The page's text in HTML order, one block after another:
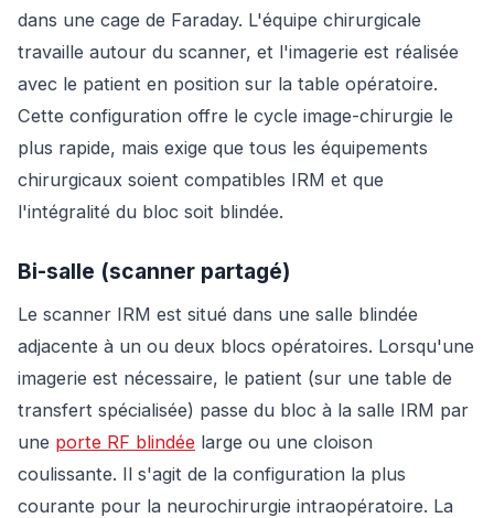
dans une cage de Faraday. L'équipe chirurgicale
travaille autour du scanner, et l'imagerie est réalisée
avec le patient en position sur la table opératoire.
Cette configuration offre le cycle image-chirurgie le
plus rapide, mais exige que tous les équipements
chirurgicaux soient compatibles IRM et que
l'intégralité du bloc soit blindée.
Bi-salle (scanner partagé)
Le scanner IRM est situé dans une salle blindée
adjacente à un ou deux blocs opératoires. Lorsqu'une
imagerie est nécessaire, le patient (sur une table de
transfert spécialisée) passe du bloc à la salle IRM par
une porte RF blindée large ou une cloison
coulissante. Il s'agit de la configuration la plus
courante pour la neurochirurgie intraopératoire. La